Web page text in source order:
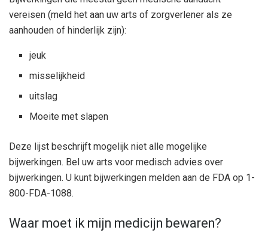
vereisen (meld het aan uw arts of zorgverlener als ze
aanhouden of hinderlijk zijn):
jeuk
misselijkheid
uitslag
Moeite met slapen
Deze lijst beschrijft mogelijk niet alle mogelijke
bijwerkingen. Bel uw arts voor medisch advies over
bijwerkingen. U kunt bijwerkingen melden aan de FDA op 1-
800-FDA-1088.
Waar moet ik mijn medicijn bewaren?